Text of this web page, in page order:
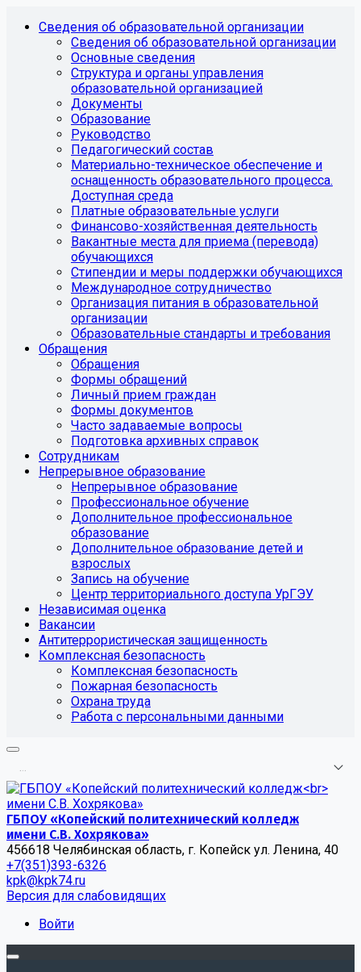
Сведения об образовательной организации
Сведения об образовательной организации
Основные сведения
Структура и органы управления
образовательной организацией
Документы
Образование
Руководство
Педагогический состав
Материально-техническое обеспечение и
оснащенность образовательного процесса.
Доступная среда
Платные образовательные услуги
Финансово-хозяйственная деятельность
Вакантные места для приема (перевода)
обучающихся
Стипендии и меры поддержки обучающихся
Международное сотрудничество
Организация питания в образовательной
организации
Образовательные стандарты и требования
Обращения
Обращения
Формы обращений
Личный прием граждан
Формы документов
Часто задаваемые вопросы
Подготовка архивных справок
Сотрудникам
Непрерывное образование
Непрерывное образование
Профессиональное обучение
Дополнительное профессиональное
образование
Дополнительное образование детей и
взрослых
Запись на обучение
Центр территориального доступа УрГЭУ
Независимая оценка
Вакансии
Антитеррористическая защищенность
Комплексная безопасность
Комплексная безопасность
Пожарная безопасность
Охрана труда
Работа с персональными данными
...
ГБПОУ «Копейский политехнический колледж
имени С.В. Хохрякова»
456618 Челябинская область, г. Копейск ул. Ленина, 40
+7(351)393-6326
kpk@kpk74.ru
Версия для слабовидящих
Войти